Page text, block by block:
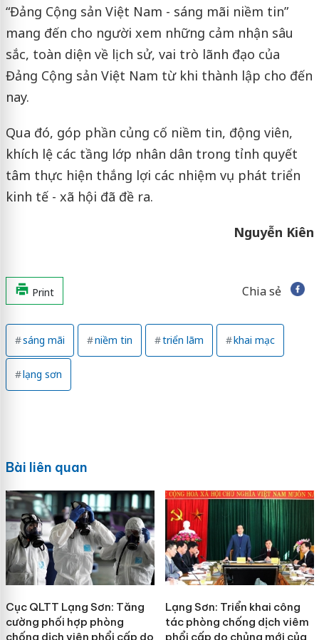
“Đảng Cộng sản Việt Nam - sáng mãi niềm tin”
mang đến cho người xem những cảm nhận sâu
sắc, toàn diện về lịch sử, vai trò lãnh đạo của
Đảng Cộng sản Việt Nam từ khi thành lập cho đến
nay.
Qua đó, góp phần củng cố niềm tin, động viên,
khích lệ các tầng lớp nhân dân trong tỉnh quyết
tâm thực hiện thắng lợi các nhiệm vụ phát triển
kinh tế - xã hội đã đề ra.
Nguyễn Kiên
Print Chia sẻ
sáng mãi niềm tin triển lãm khai mạc
lạng sơn
Bài liên quan
Cục QLTT Lạng Sơn: Tăng
cường phối hợp phòng
chống dịch viên phổi cấp do
Lạng Sơn: Triển khai công
tác phòng chống dịch viêm
phổi cấp do chủng mới của